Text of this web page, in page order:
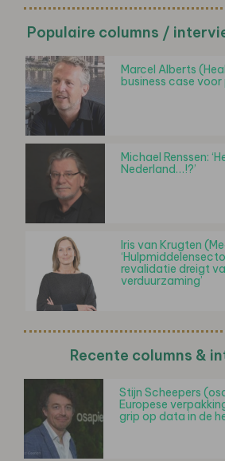
Populaire columns /
Marcel Alberts
business case
Michael Renssen:
Nederland…!?’
Iris van Krugten
revalidatie dreigt
verduurzaming’
Recente columns &
Stijn Scheepers
Europese
grip op data in de